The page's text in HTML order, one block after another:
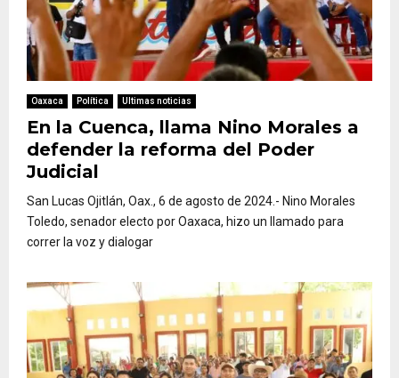
Oaxaca Política Ultimas noticias
En la Cuenca, llama Nino Morales a
defender la reforma del Poder
Judicial
San Lucas Ojitlán, Oax., 6 de agosto de 2024.- Nino Morales
Toledo, senador electo por Oaxaca, hizo un llamado para
correr la voz y dialogar